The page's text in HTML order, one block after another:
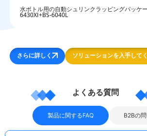
水ボトル用の自動シュリンクラッピングパッケ
6430XI+BS-6040L
さらに詳しく ソリューションを入手して
よくある質問
製品に関するFAQ B2Bの